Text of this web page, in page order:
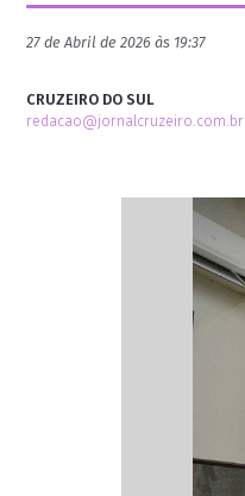
27 de Abril de 2026 às 19:37
CRUZEIRO DO SUL
redacao@jornalcruzeiro.com.br